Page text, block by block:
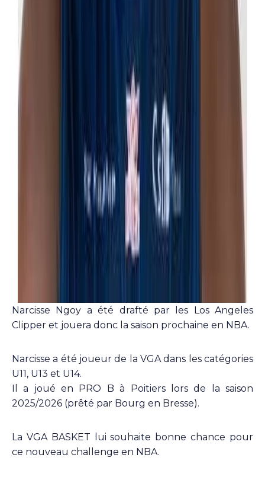
Narcisse Ngoy a été drafté par les Los Angeles
Clipper et jouera donc la saison prochaine en NBA.
Narcisse a été joueur de la VGA dans les catégories
U11, U13 et U14.
Il a joué en PRO B à Poitiers lors de la saison
2025/2026 (prêté par Bourg en Bresse).
La VGA BASKET lui souhaite bonne chance pour
ce nouveau challenge en NBA.